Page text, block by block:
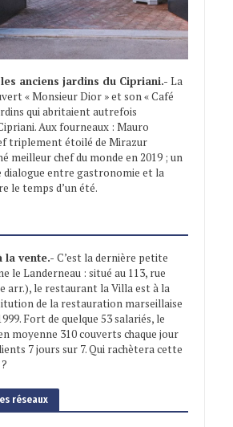
anciens jardins du Cipriani.- La
« Monsieur Dior » et son « Café
qui abritaient autrefois
Aux fourneaux : Mauro
triplement étoilé de Mirazur
meilleur chef du monde en 2019 ; un
dialogue entre gastronomie et la
le temps d’un été.
la vente.- C’est la dernière petite
le Landerneau : situé au 113, rue
arr.), le restaurant la Villa est à la
de la restauration marseillaise
Fort de quelque 53 salariés, le
moyenne 310 couverts chaque jour
7 jours sur 7. Qui rachètera cette
réseaux